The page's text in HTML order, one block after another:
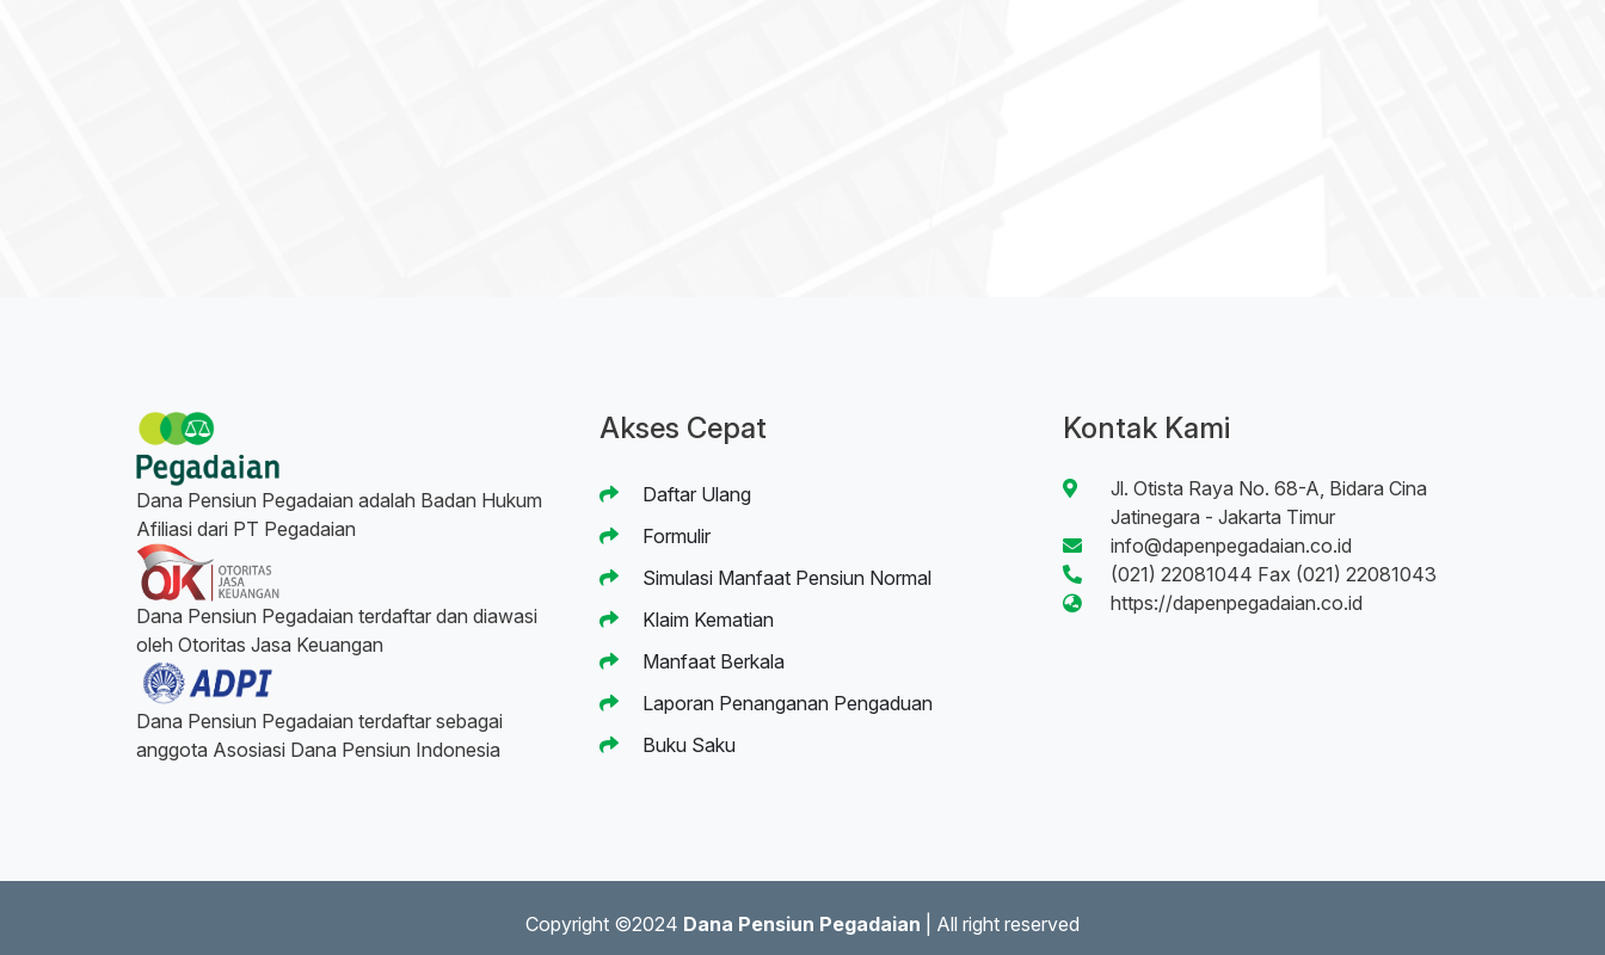
Dana Pensiun Pegadaian adalah Badan Hukum
Afiliasi dari PT Pegadaian
Dana Pensiun Pegadaian terdaftar dan diawasi
oleh Otoritas Jasa Keuangan
Dana Pensiun Pegadaian terdaftar sebagai
anggota Asosiasi Dana Pensiun Indonesia
Akses Cepat
Daftar Ulang
Formulir
Simulasi Manfaat Pensiun Normal
Klaim Kematian
Manfaat Berkala
Laporan Penanganan Pengaduan
Buku Saku
Kontak Kami
Jl. Otista Raya No. 68-A, Bidara Cina
Jatinegara - Jakarta Timur
info@dapenpegadaian.co.id
(021) 22081044 Fax (021) 22081043
https://dapenpegadaian.co.id
Copyright ©2024 Dana Pensiun Pegadaian | All right reserved